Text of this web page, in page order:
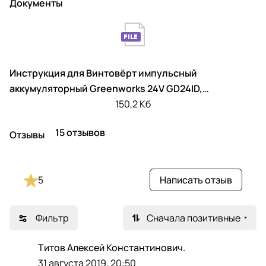
Документы
Инструкция для Винтовёрт импульсный
аккумуляторный Greenworks 24V GD24ID,
150,2 Кб
Отзывы 15 отзывов
Фильтр Сначала позитивные
Титов Алексей Константинович.
31 августа 2019, 20:50
5 Написать отзыв